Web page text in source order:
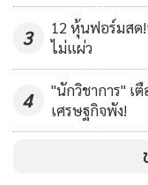
ทั้งนี้ GULF มีกำไรก่
จำหน่าย (EBITDA) ใ
เพิ่มขึ้น 41% เมื่อเที
และกำไรสุทธิ (Net
3/2566 (รวมผลกระท
ล้านบาท เพิ่มขึ้น
3
12 หุ้นฟอร์มสด!
ไม่แผ่ว
4
"นักวิชาการ" เ
เศรษฐกิจพัง!